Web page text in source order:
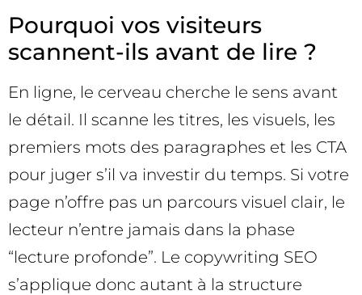
Pourquoi vos visiteurs
scannent-ils avant de lire ?
En ligne, le cerveau cherche le sens avant
le détail. Il scanne les titres, les visuels, les
premiers mots des paragraphes et les CTA
pour juger s’il va investir du temps. Si votre
page n’offre pas un parcours visuel clair, le
lecteur n’entre jamais dans la phase
“lecture profonde”. Le copywriting SEO
s’applique donc autant à la structure